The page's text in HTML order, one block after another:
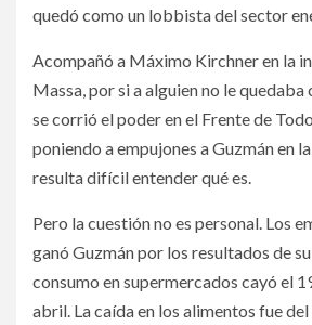
quedó como un lobbista del sector
Acompañó a Máximo Kirchner en la
Massa, por si a alguien no le
se corrió el poder en el Frente de
poniendo a empujones a Guzmán en
resulta difícil entender qué es.
Pero la cuestión no es personal. Los
ganó Guzmán por los resultados de
consumo en supermercados cayó el
abril. La caída en los alimentos fue del